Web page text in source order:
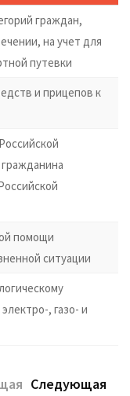
граждан,
на учет для
путевки
и прицепов к
помощи
ситуации
, газо- и
Следующая